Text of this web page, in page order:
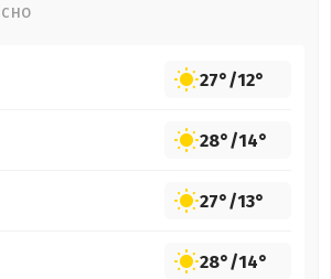
27°/12°
28°/14°
27°/13°
28°/14°